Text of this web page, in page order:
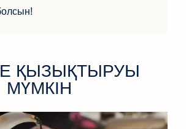
ҚЫЗЫҚТЫРУЫ
МҮМКІН